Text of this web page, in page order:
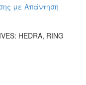
με Απάντηση
HEDRA, RING